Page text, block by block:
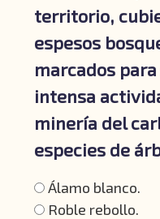
territorio,
espesos
marcados
intensa
minería del
especies de
Álamo blanco.
Roble rebollo.